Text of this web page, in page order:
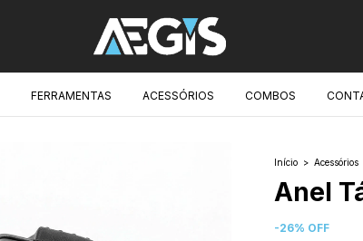
FERRAMENTAS ACESSÓRIOS COMBOS
Início > Acessórios
Anel
-26% OFF